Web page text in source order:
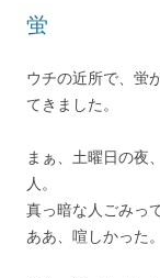
蛍
ウチの近所で、蛍
てきました。
まぁ、土曜日の夜
人。
真っ暗な人ごみっ
ああ、喧しかった。